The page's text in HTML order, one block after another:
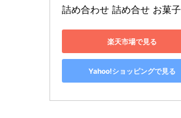
詰め合わせ 詰め合せ お菓子
楽天市場で見る
Yahoo!ショッピングで見る